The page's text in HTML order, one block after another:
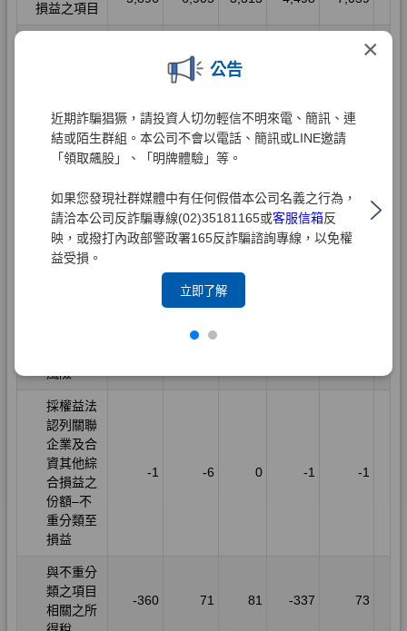
×
公告
近期詐騙猖獗，請投資人切勿輕信不明來電、簡訊、連
結或陌生群組。本公司不會以電話、簡訊或LINE邀請
「領取飆股」、「明牌體驗」等。
如果您發現社群媒體中有任何假借本公司名義之行為，
請洽本公司反詐騙專線(02)35181165或客服信箱反
映，或撥打內政部警政署165反詐騙諮詢專線，以免權
益受損。
立即了解